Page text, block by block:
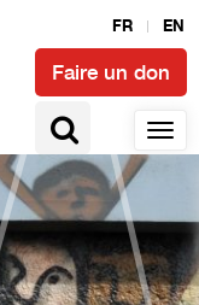
FR EN
Faire un don